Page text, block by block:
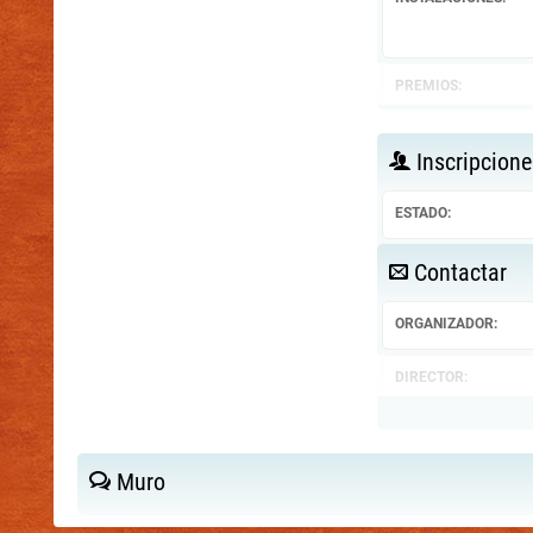
PREMIOS:
ESTADO:
Contactar
ORGANIZADOR:
DIRECTOR:
Muro